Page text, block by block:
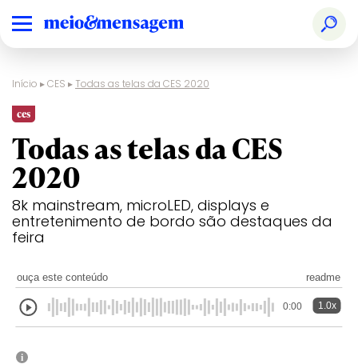
Início ▸CES ▸ Todas as telas da CES 2020
ces
Todas as telas da CES
2020
8k mainstream, microLED, displays e
entretenimento de bordo são destaques da
feira
ouça este conteúdo readme
0:00 1.0x
i